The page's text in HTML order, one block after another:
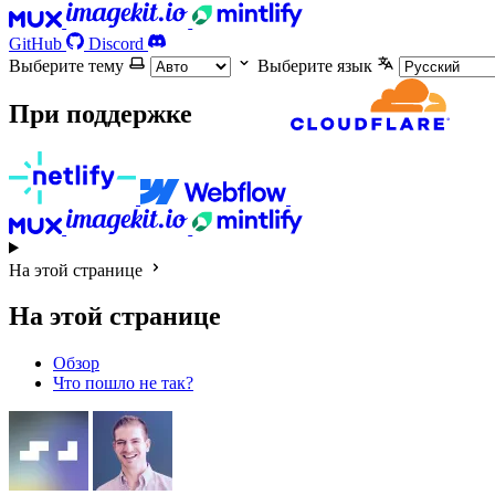
GitHub
Discord
Выберите тему
Выберите язык
При поддержке
На этой странице
На этой странице
Обзор
Что пошло не так?